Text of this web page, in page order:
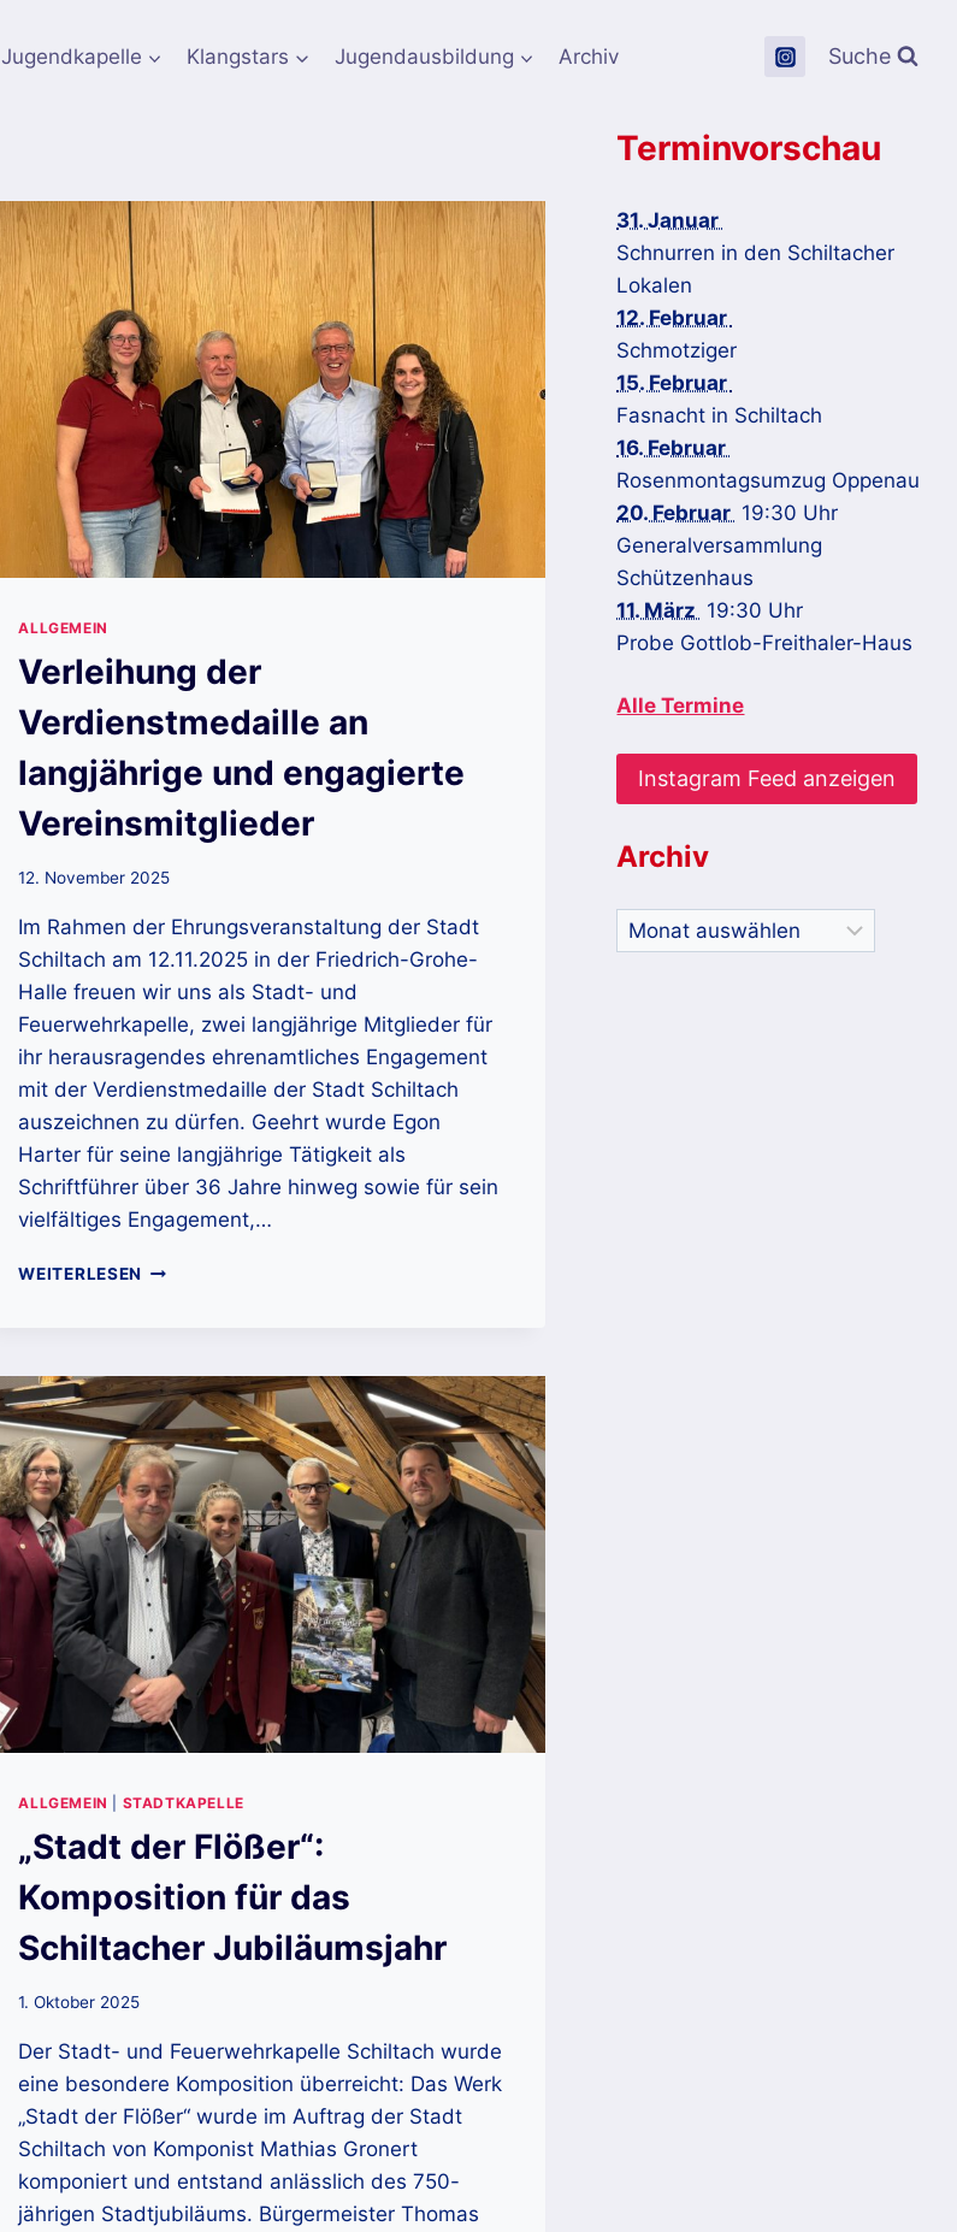
Jugendkapelle Klangstars Jugendausbildung Archiv Suche
ALLGEMEIN
Verleihung der
Verdienstmedaille an
langjährige und engagierte
Vereinsmitglieder
12. November 2025
Im Rahmen der Ehrungsveranstaltung der Stadt
Schiltach am 12.11.2025 in der Friedrich-Grohe-
Halle freuen wir uns als Stadt- und
Feuerwehrkapelle, zwei langjährige Mitglieder für
ihr herausragendes ehrenamtliches Engagement
mit der Verdienstmedaille der Stadt Schiltach
auszeichnen zu dürfen. Geehrt wurde Egon
Harter für seine langjährige Tätigkeit als
Schriftführer über 36 Jahre hinweg sowie für sein
vielfältiges Engagement,…
WEITERLESENVERLEIHUNG
UND
ENGAGIERTE
VEREINSMITGLIEDER
ALLGEMEIN STADTKAPELLE
„Stadt der Flößer“:
Komposition für das
Schiltacher Jubiläumsjahr
1. Oktober 2025
Der Stadt- und Feuerwehrkapelle Schiltach wurde
eine besondere Komposition überreicht: Das Werk
„Stadt der Flößer“ wurde im Auftrag der Stadt
Schiltach von Komponist Mathias Gronert
komponiert und entstand anlässlich des 750-
jährigen Stadtjubiläums. Bürgermeister Thomas
Terminvorschau
31. Januar
Schnurren in den Schiltacher
Lokalen
12. Februar
Schmotziger
15. Februar
Fasnacht in Schiltach
16. Februar
Rosenmontagsumzug Oppenau
20. Februar 19:30 Uhr
Generalversammlung
Schützenhaus
11. März 19:30 Uhr
Probe Gottlob-Freithaler-Haus
Alle Termine
Instagram Feed anzeigen
Archiv
Archiv